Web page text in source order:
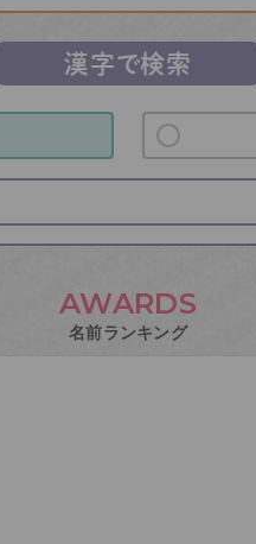
漢字で検索
AWARDS
名前ランキング